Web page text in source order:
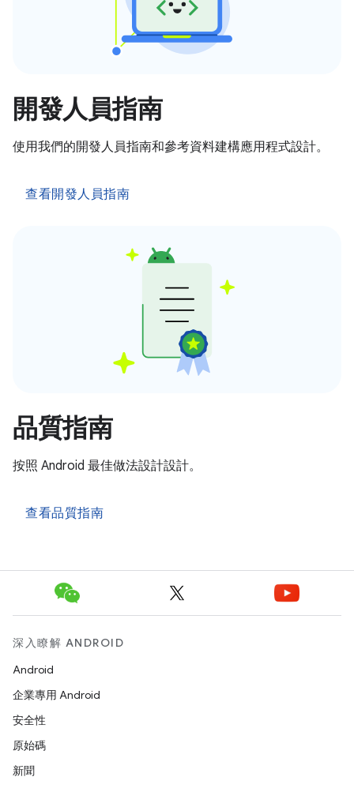
開發人員指南
使用我們的開發人員指南和參考資料建構應用程式設計。
查看開發人員指南
品質指南
按照 Android 最佳做法設計設計。
查看品質指南
深入瞭解 ANDROID
Android
企業專用 Android
安全性
原始碼
新聞